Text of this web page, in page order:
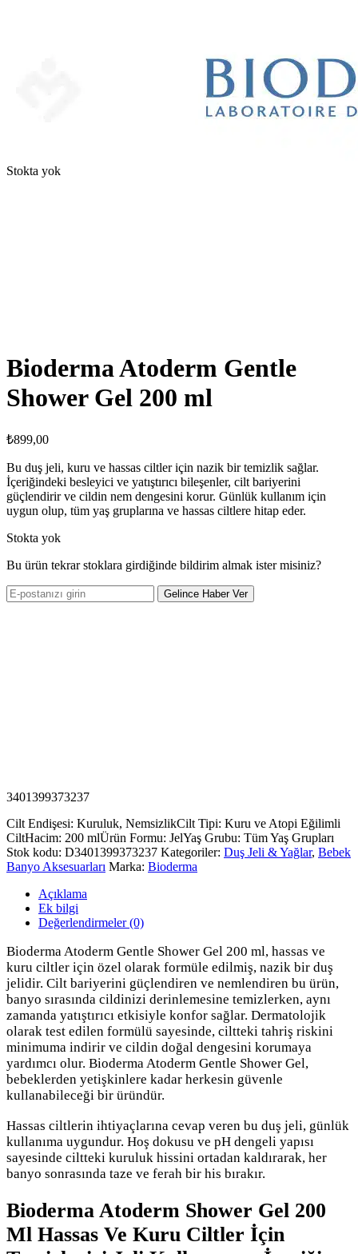
Stokta yok
Bioderma Atoderm Gentle
Shower Gel 200 ml
₺899,00
Bu duş jeli, kuru ve hassas ciltler için nazik bir temizlik sağlar.
İçeriğindeki besleyici ve yatıştırıcı bileşenler, cilt bariyerini
güçlendirir ve cildin nem dengesini korur. Günlük kullanım için
uygun olup, tüm yaş gruplarına ve hassas ciltlere hitap eder.
Stokta yok
Bu ürün tekrar stoklara girdiğinde bildirim almak ister misiniz?
Gelince Haber Ver
3401399373237
Cilt Endişesi: Kuruluk, NemsizlikCilt Tipi: Kuru ve Atopi Eğilimli
CiltHacim: 200 mlÜrün Formu: JelYaş Grubu: Tüm Yaş Grupları
Stok kodu: D3401399373237 Kategoriler: Duş Jeli & Yağlar, Bebek
Banyo Aksesuarları Marka: Bioderma
Açıklama
Ek bilgi
Değerlendirmeler (0)
Bioderma Atoderm Gentle Shower Gel 200 ml, hassas ve
kuru ciltler için özel olarak formüle edilmiş, nazik bir duş
jelidir. Cilt bariyerini güçlendiren ve nemlendiren bu ürün,
banyo sırasında cildinizi derinlemesine temizlerken, aynı
zamanda yatıştırıcı etkisiyle konfor sağlar. Dermatolojik
olarak test edilen formülü sayesinde, ciltteki tahriş riskini
minimuma indirir ve cildin doğal dengesini korumaya
yardımcı olur. Bioderma Atoderm Gentle Shower Gel,
bebeklerden yetişkinlere kadar herkesin güvenle
kullanabileceği bir üründür.
Hassas ciltlerin ihtiyaçlarına cevap veren bu duş jeli, günlük
kullanıma uygundur. Hoş dokusu ve pH dengeli yapısı
sayesinde ciltteki kuruluk hissini ortadan kaldırarak, her
banyo sonrasında taze ve ferah bir his bırakır.
Bioderma Atoderm Shower Gel 200
Ml Hassas Ve Kuru Ciltler İçin